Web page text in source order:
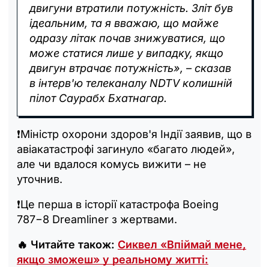
двигуни втратили потужність. Зліт був
ідеальним, та я вважаю, що майже
одразу літак почав знижуватися, що
може статися лише у випадку, якщо
двигун втрачає потужність», – сказав
в інтерв'ю телеканалу NDTV колишній
пілот Саурабх Бхатнагар.
❗️Міністр охорони здоров'я Індії заявив, що в
авіакатастрофі загинуло «багато людей»,
але чи вдалося комусь вижити – не
уточнив.
❗️Це перша в історії катастрофа Boeing
787−8 Dreamliner з жертвами.
🔥 Читайте також: Сиквел «Впіймай мене,
якщо зможеш» у реальному житті: